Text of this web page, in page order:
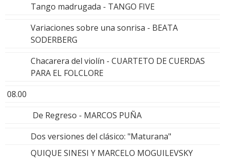
Tango madrugada - TANGO FIVE
Variaciones sobre una sonrisa - BEATA
SODERBERG
Chacarera del violín - CUARTETO DE CUERDAS
PARA EL FOLCLORE
08.00
De Regreso - MARCOS PUÑA
Dos versiones del clásico: "Maturana"
QUIQUE SINESI Y MARCELO MOGUILEVSKY